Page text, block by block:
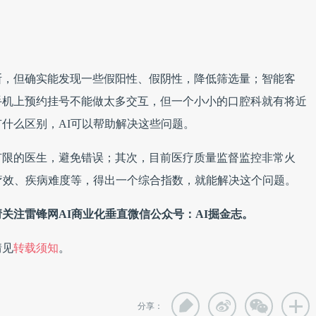
但确实能发现一些假阳性、假阴性，降低筛选量；智能客
上预约挂号不能做太多交互，但一个小小的口腔科就有将近
么区别，AI可以帮助解决这些问题。
的医生，避免错误；其次，目前医疗质量监督监控非常火
、疾病难度等，得出一个综合指数，就能解决这个问题。
注雷锋网AI商业化垂直微信公众号：AI掘金志。
见转载须知。
分享：